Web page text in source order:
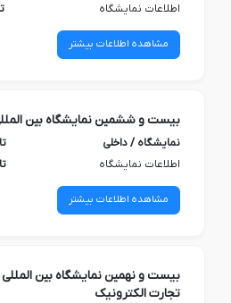
اطلاعات نمایشگاه
مشاهده اطلاعات بیشتر
بیست و ششمین نمایشگاه بین
نمایشگاه / داخلی
اطلاعات نمایشگاه
مشاهده اطلاعات بیشتر
بیست و نهمین نمایشگاه بین المللی
تجارت الکترونیک